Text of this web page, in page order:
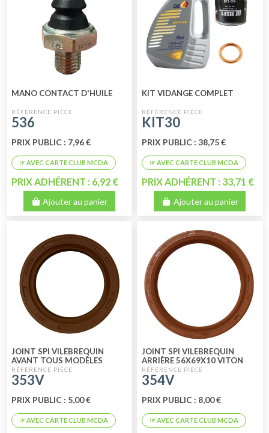
MANO CONTACT D'HUILE
536
PRIX PUBLIC : 7,96 €
PRIX ADHÉRENT : 6,92 €
Ajouter au panier
KIT VIDANGE COMPLET
KIT30
PRIX PUBLIC : 38,75 €
PRIX ADHÉRENT : 33,71 €
Ajouter au panier
JOINT SPI VILEBREQUIN
AVANT TOUS MODÈLES
VITON
353V
PRIX PUBLIC : 5,00 €
JOINT SPI VILEBREQUIN
ARRIÈRE 56X69X10 VITON
354V
PRIX PUBLIC : 8,00 €